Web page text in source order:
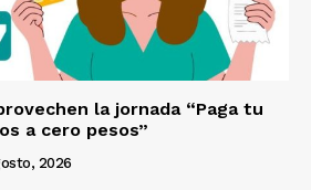
la jornada “Paga tu
a cero pesos”
2026